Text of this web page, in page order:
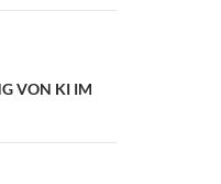
VON KI IM